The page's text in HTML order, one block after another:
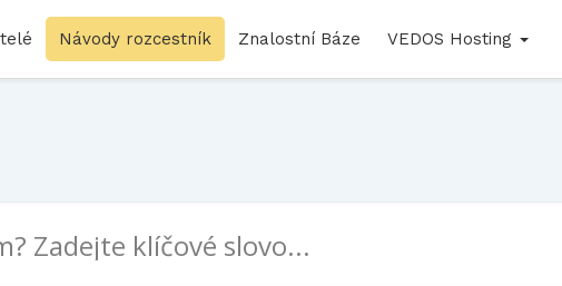
Návody rozcestník Znalostní Báze VEDOS Hosting